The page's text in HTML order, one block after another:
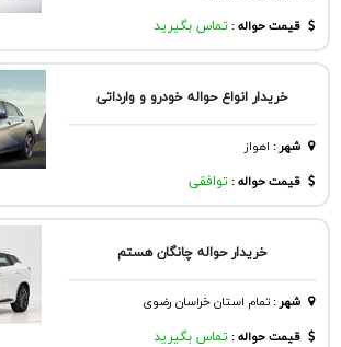
قیمت حواله : تماس بگیرید
خریدار انواع حواله خودرو و وارداتی
شهر: اهواز
قیمت حواله : توافقی
خریدار حواله چانگان هستم
شهر:تمام استان خراسان رضوی
قیمت حواله : تماس بگیرید